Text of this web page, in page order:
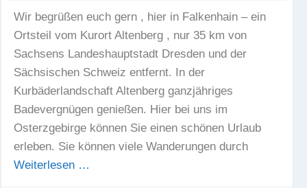
Wir begrüßen euch gern , hier in Falkenhain – ein
Ortsteil vom Kurort Altenberg , nur 35 km von
Sachsens Landeshauptstadt Dresden und der
Sächsischen Schweiz entfernt. In der
Kurbäderlandschaft Altenberg ganzjähriges
Badevergnügen genießen. Hier bei uns im
Osterzgebirge können Sie einen schönen Urlaub
erleben. Sie können viele Wanderungen durch
Weiterlesen …